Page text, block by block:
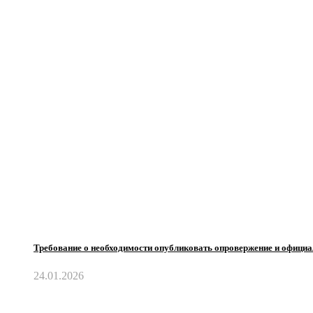
Требование о необходимости опубликовать опровержение и
24.01.2026